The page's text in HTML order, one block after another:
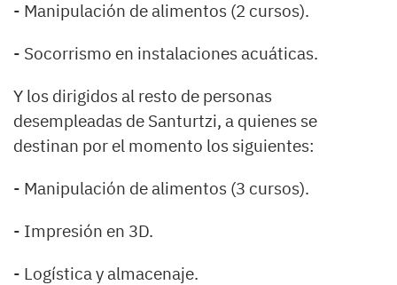
- Manipulación de alimentos (2 cursos).
- Socorrismo en instalaciones acuáticas.
Y los dirigidos al resto de personas
desempleadas de Santurtzi, a quienes se
destinan por el momento los siguientes:
- Manipulación de alimentos (3 cursos).
- Impresión en 3D.
- Logística y almacenaje.